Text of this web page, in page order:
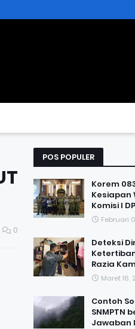
0
POS POPULER
Korem
Kesiapan
Komisi I
Februari
Deteksi
Razia
Maret 16,
Contoh
SNMPTN
Jawaban